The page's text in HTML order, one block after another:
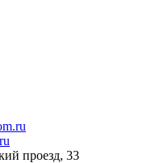
проезд, 33